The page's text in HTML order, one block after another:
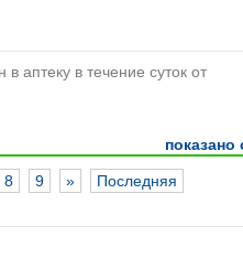
аптеку в течение суток от
показано
8 9 » Последняя